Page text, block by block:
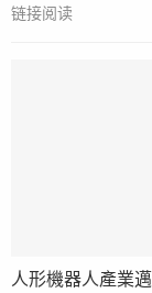
链接阅读
人形機器人產業